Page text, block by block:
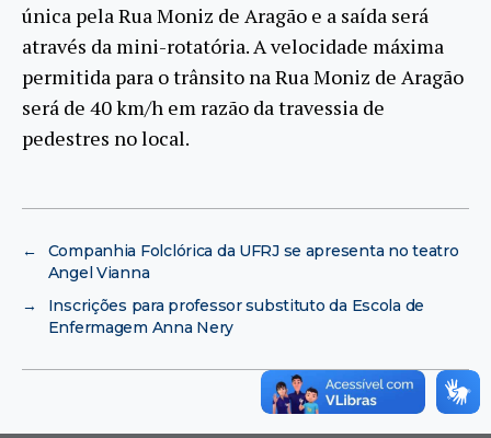
única pela Rua Moniz de Aragão e a saída será
através da mini-rotatória. A velocidade máxima
permitida para o trânsito na Rua Moniz de Aragão
será de 40 km/h em razão da travessia de
pedestres no local.
←
Companhia Folclórica da UFRJ se apresenta no teatro
Angel Vianna
→
Inscrições para professor substituto da Escola de
Enfermagem Anna Nery